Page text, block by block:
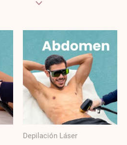
through
$17,900.00
Depilación Láser